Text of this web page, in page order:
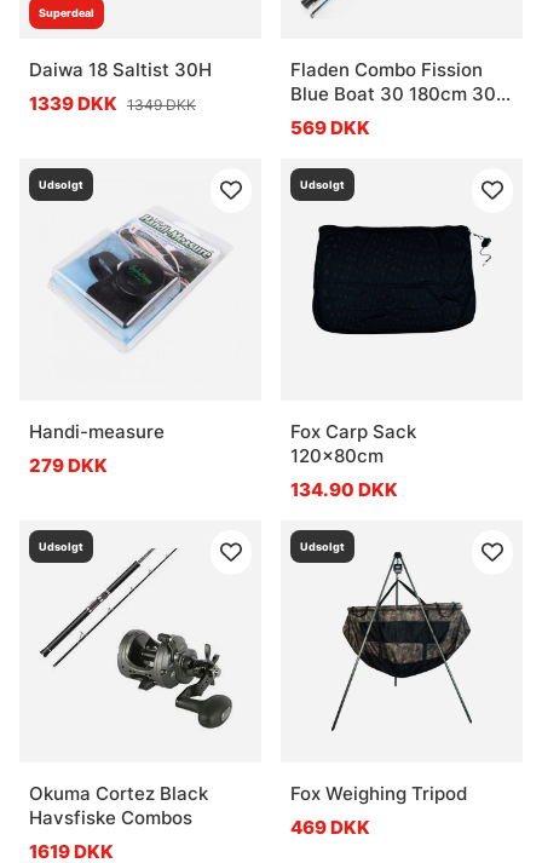
Superdeal
Daiwa 18 Saltist 30H
1339 DKK 1349 DKK
Fladen Combo Fission
Blue Boat 30 180cm 30-
40Lbs
569 DKK
Udsolgt
Handi-measure
279 DKK
Udsolgt
Fox Carp Sack
120x80cm
134.90 DKK
Udsolgt
Okuma Cortez Black
Havsfiske Combos
1619 DKK
Udsolgt
Fox Weighing Tripod
469 DKK